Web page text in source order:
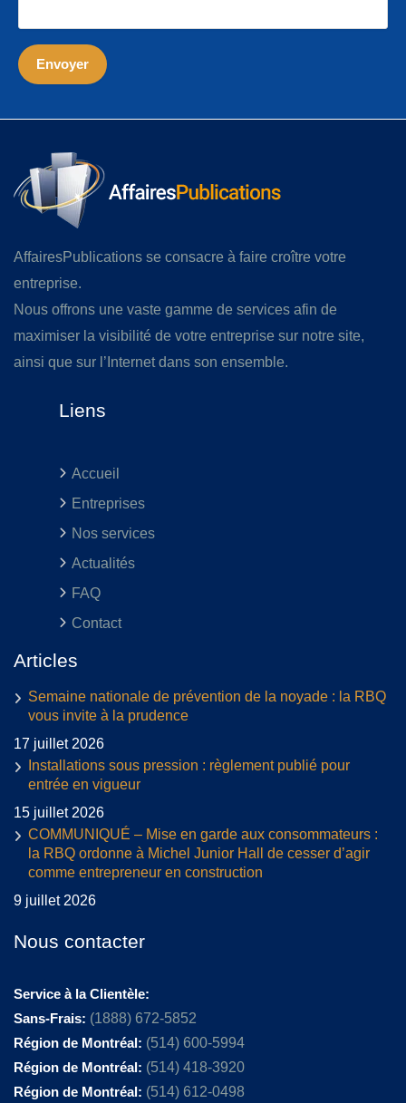
AffairesPublications se consacre à faire croître votre
entreprise.
Nous offrons une vaste gamme de services afin de
maximiser la visibilité de votre entreprise sur notre site,
ainsi que sur l’Internet dans son ensemble.
Liens
Accueil
Entreprises
Nos services
Actualités
FAQ
Contact
Articles
Semaine nationale de prévention de la noyade : la RBQ
vous invite à la prudence
17 juillet 2026
Installations sous pression : règlement publié pour
entrée en vigueur
15 juillet 2026
COMMUNIQUÉ – Mise en garde aux consommateurs :
la RBQ ordonne à Michel Junior Hall de cesser d’agir
comme entrepreneur en construction
9 juillet 2026
Nous contacter
Service à la Clientèle:
Sans-Frais: (1888) 672-5852
Région de Montréal: (514) 600-5994
Région de Montréal: (514) 418-3920
Région de Montréal: (514) 612-0498